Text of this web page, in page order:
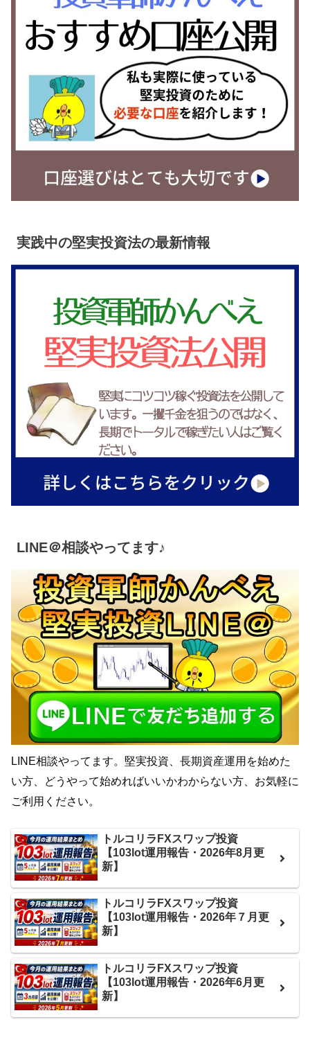
実践中の堅実投資法の最新情報
LINE＠相談やってます♪
LINE相談やってます。堅実投資、長期資産運用を始めた
い方、どうやって始めればいいかわからない方、お気軽に
ご利用ください。
トルコリラFXスワップ投資
【103lot運用報告・2026年8月更
新】
トルコリラFXスワップ投資
【103lot運用報告・2026年７月更
新】
トルコリラFXスワップ投資
【103lot運用報告・2026年6月更
新】